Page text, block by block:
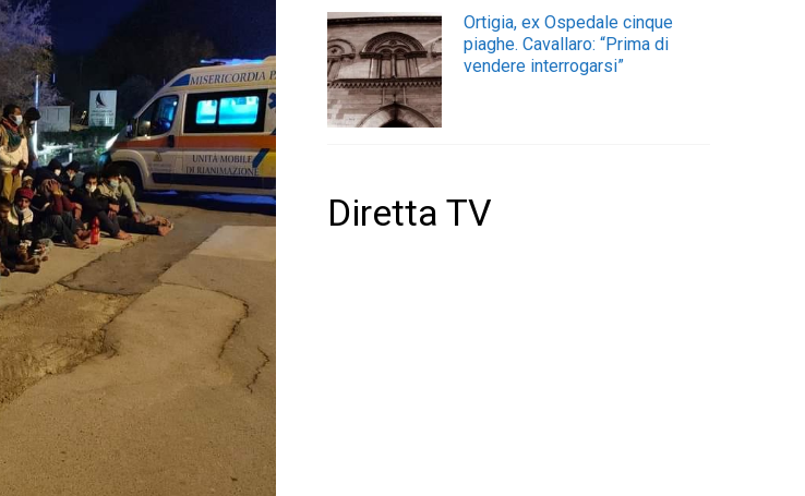
Ortigia, ex Ospedale cinque
piaghe. Cavallaro: “Prima di
vendere interrogarsi”
Diretta TV